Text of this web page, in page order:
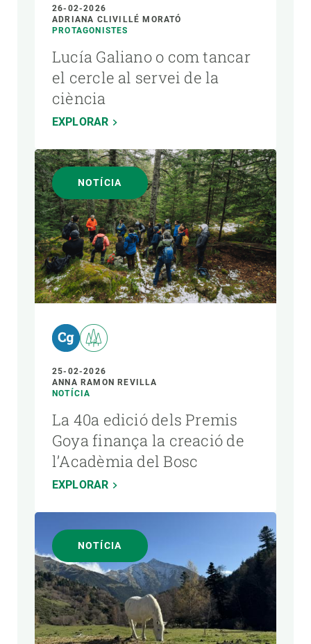
26-02-2026
ADRIANA CLIVILLÉ MORATÓ
PROTAGONISTES
Lucía Galiano o com tancar
el cercle al servei de la
ciència
EXPLORAR
NOTÍCIA
25-02-2026
ANNA RAMON REVILLA
NOTÍCIA
La 40a edició dels Premis
Goya finança la creació de
l’Acadèmia del Bosc
EXPLORAR
NOTÍCIA